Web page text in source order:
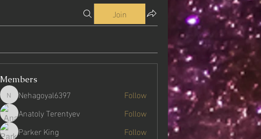
Join
Members
Nehagoyal6397
Nehagoyal6397
Follow
Anatoly Terentyev
Follow
Parker King
Follow